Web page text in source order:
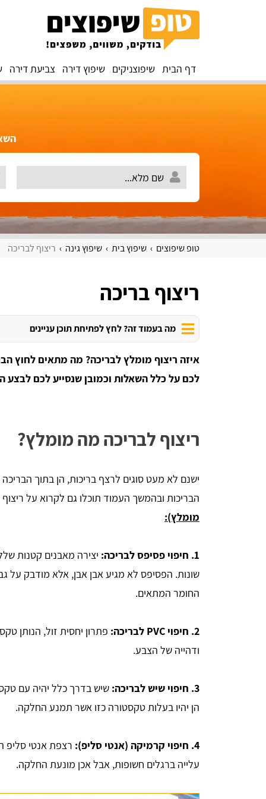
דף הבית שיפוצניקים שיפוץ דירה צביעת דירה
טופ שיפוצים שיפוץ בית שיפוץ גינה ריצוף לבריכה
ריצוף בריכה
מה בעמוד זה? לחץ לפתיחת תוכן עניינים
איזה ריצוף מומלץ לבריכה? מה מתאים לחוץ
לכם על כלל השאלות וכמובן שנסייע לכם לבצע
ריצוף לבריכה מה מומלץ?
ישנם לא מעט סוגים לרצף בריכות, הן בתוך
הבריכות ובהמשך העמוד תוכלו גם לקרוא על
מומלץ):
1. חיפוי פסיפס לבריכה:
יצירה מאבנים קטנות
שונות. הפסיפס לא מגיע אבן אבן, אלא מודבק על
החומר המתאים.
2. חיפוי PVC לבריכה:
פתרון יחסית זול, הנותן
ודהייה של הצבע.
3. חיפוי שיש לבריכה:
שיש בדרך כלל יהיה עם
הן יהיו בעלות טקסטורה כזו אשר תמנע החלקה.
4. חיפוי קרמיקה (אנטי סליפ):
רצפת אנטי סליפ
עלייה ברגלים חשופות, אבל אכן מונעת החלקה.